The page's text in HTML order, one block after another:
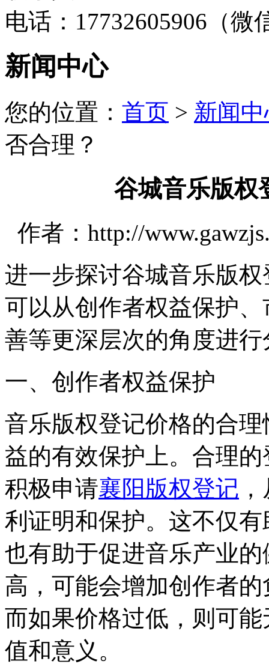
电话：17732605906（微
新闻中心
您的位置： 首页 > 新闻
否合理？
谷城音乐版权
作者：http://
进一步探讨谷城音乐版
可以从创作者权益保护
善等更深层次的角度进行
一、创作者权益保护
音乐版权登记价格的合
益的有效保护上。合理
积极申请襄阳版权登记
利证明和保护。这不仅
也有助于促进音乐产业
高，可能会增加创作者
而如果价格过低，则可
值和意义。